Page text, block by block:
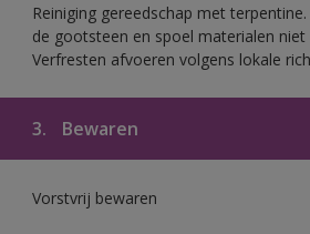
Reiniging gereedschap met
de gootsteen en spoel materialen niet
Verfresten afvoeren volgens lokale
3. Bewaren
Vorstvrij bewaren